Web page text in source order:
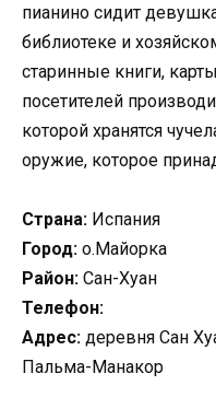
пианино сидит
библиотеке и
старинные книги,
посетителей
которой хранятся
оружие, которое
Страна: Испания
Город: о.Майорка
Район: Сан-Хуан
Телефон:
Адрес: деревня Сан
Пальма-Манакор